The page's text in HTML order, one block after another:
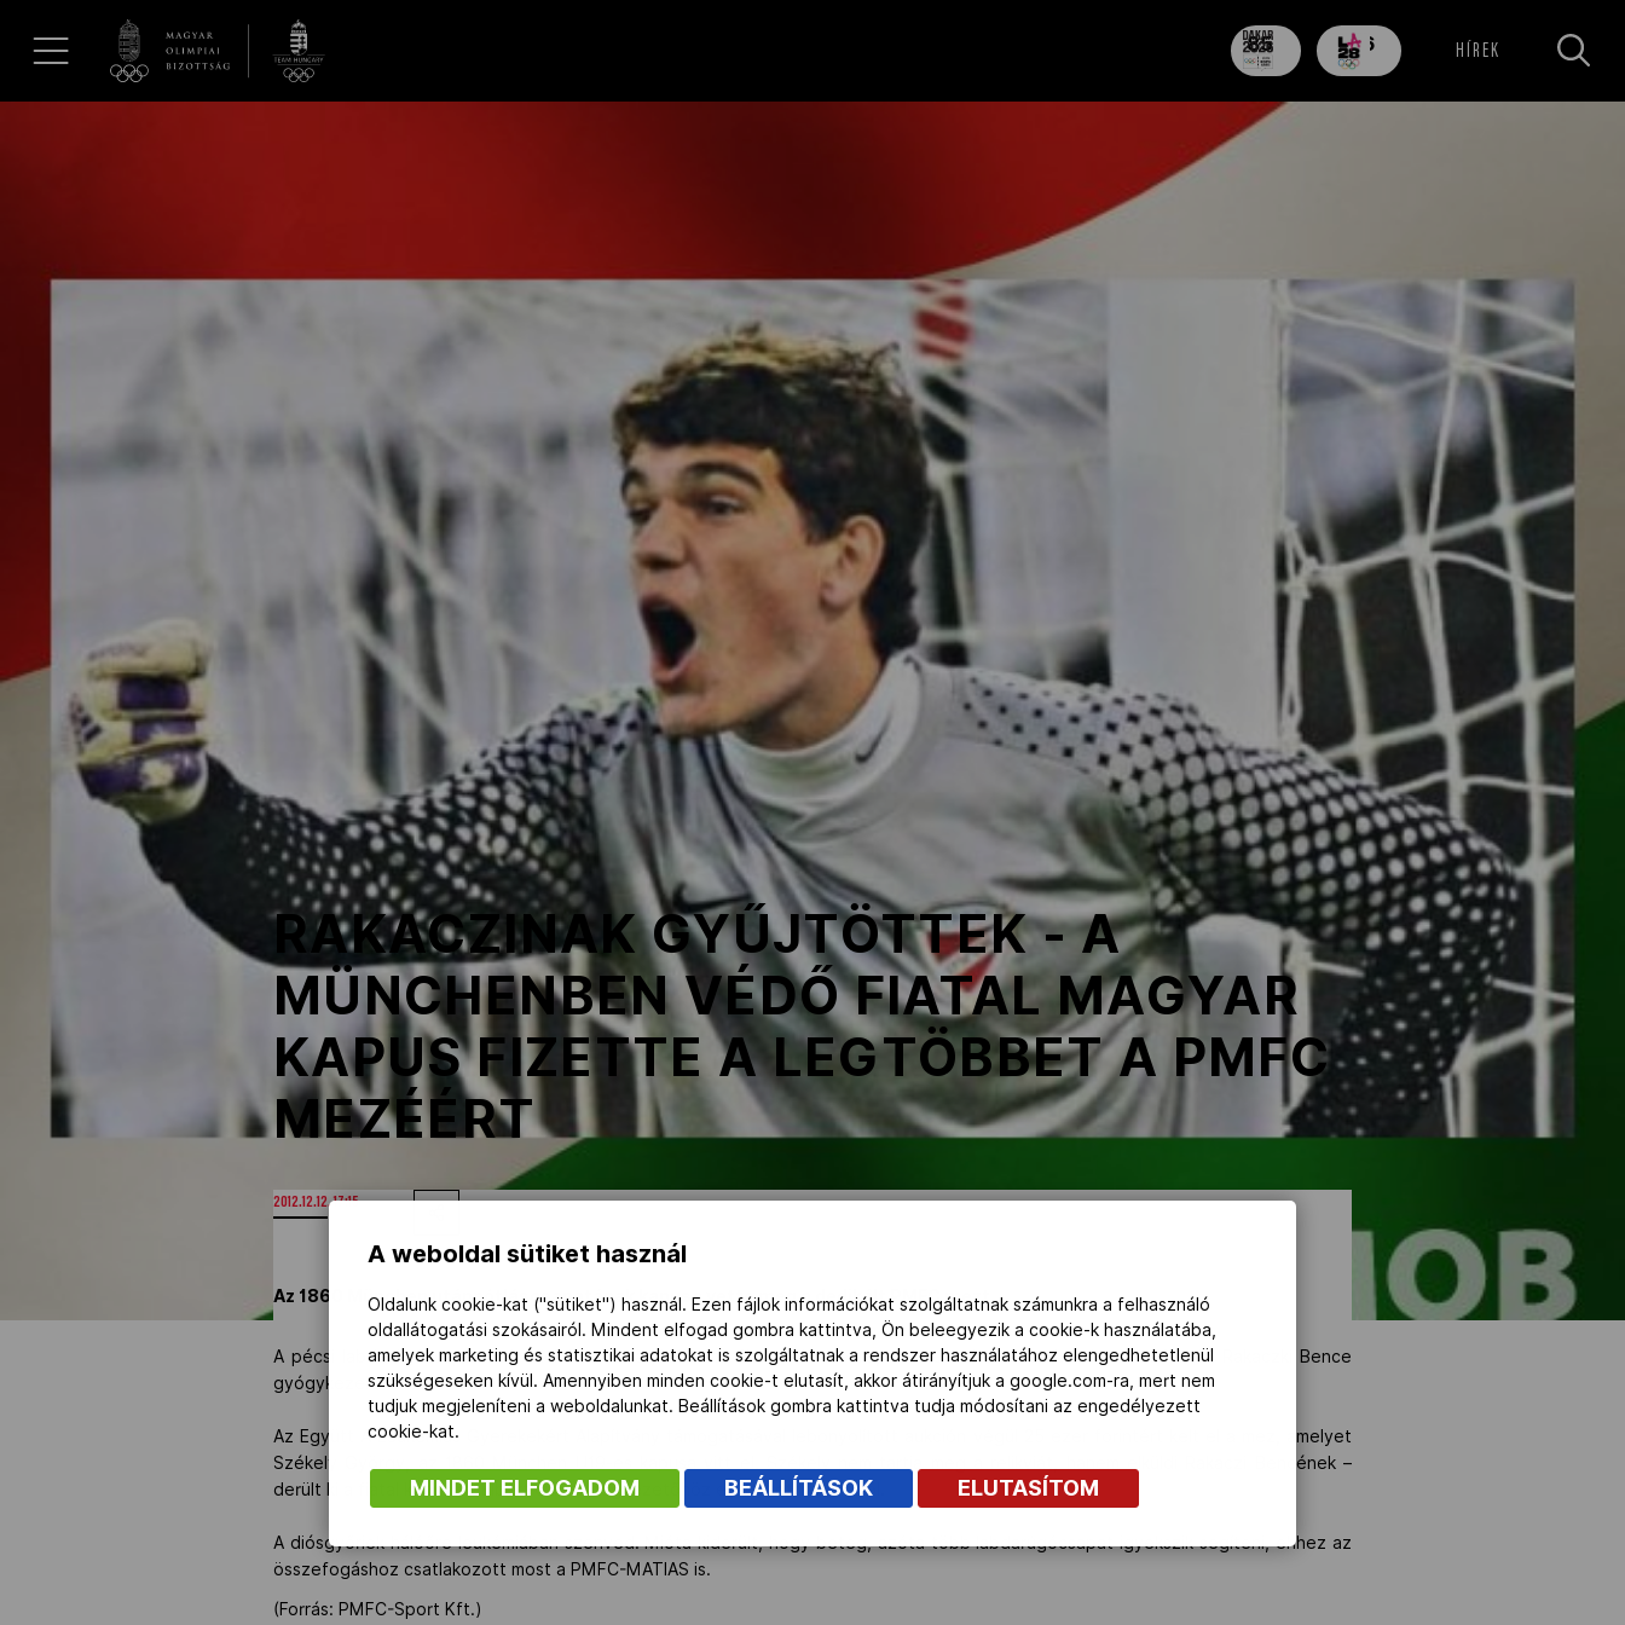
Kettőskarrier-program
Társszervezetek
Adatbank
85
nap
706
nap HÍREK
RAKACZINAK GYŰJTÖTTEK - A
MÜNCHENBEN VÉDŐ FIATAL MAGYAR
KAPUS FIZETTE A LEGTÖBBET A PMFC
MEZÉÉRT
2012.12.12. 17:15
Az 1860 München utánpótláscsapatának kapusa vette meg a dedikált PMFC mezt.
A pécsi labdarúgócsapat azért licitáltatott a játékosok által aláírt mezre, mert ezzel szerettek volna hozzájárulni Rakaczki Bence
gyógykezeléséhez.
Az Együtt A Leukémiás Gyerekekért Alapítvány támogatásával lebonyolított aukción végül 25 ezer forintért kelt el a mez, amelyet
Székely György, az 1860 München U19-es kapusa vitt el. Székely nem tartja meg a relikviát, hanem elküldi Rakaczi Bencének –
derült ki a fiatal kapus dr. Elbert Gábor cégvezetőhöz eljuttatott leveléből.
A diósgyőriek hálóőre leukémiában szenved. Mióta kiderült, hogy beteg, azóta több labdarúgócsapat igyekszik segíteni, ehhez az
összefogáshoz csatlakozott most a PMFC-MATIAS is.
(Forrás: PMFC-Sport Kft.)
A weboldal sütiket használ
Oldalunk cookie-kat ("sütiket") használ. Ezen fájlok információkat szolgáltatnak számunkra a felhasználó
oldallátogatási szokásairól. Mindent elfogad gombra kattintva, Ön beleegyezik a cookie-k használatába,
amelyek marketing és statisztikai adatokat is szolgáltatnak a rendszer használatához elengedhetetlenül
szükségeseken kívül. Amennyiben minden cookie-t elutasít, akkor átirányítjuk a google.com-ra, mert nem
tudjuk megjeleníteni a weboldalunkat. Beállítások gombra kattintva tudja módosítani az engedélyezett
cookie-kat.
MINDET ELFOGADOM BEÁLLÍTÁSOK ELUTASÍTOM